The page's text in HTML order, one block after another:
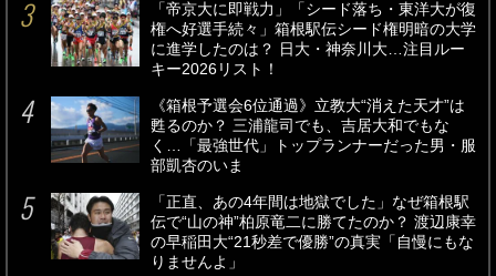
「帝京大に即戦力」「シード落ち・東洋大が復
権へ好選手続々」箱根駅伝シード権明暗の大学
に進学したのは？ 日大・神奈川大…注目ルー
キー2026リスト！
《箱根予選会6位通過》立教大“消えた天才”は
甦るのか？ 三浦龍司でも、吉居大和でもな
く…「最強世代」トップランナーだった男・服
部凱杏のいま
「正直、あの4年間は地獄でした」なぜ箱根駅
伝で“山の神”柏原竜二に勝てたのか？ 渡辺康幸
の早稲田大“21秒差で優勝”の真実「自慢にもな
りませんよ」